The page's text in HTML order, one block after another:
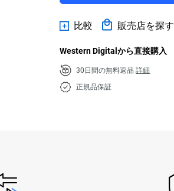
比較 販売店を探す
Western Digitalから直接購入
30日間の無料返品詳細
正規品保証